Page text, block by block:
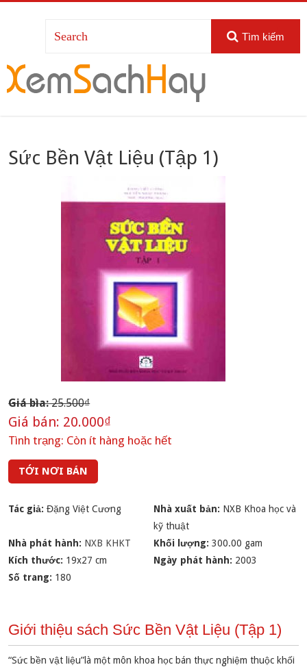
Tìm kiếm
Sức Bền Vật Liệu (Tập 1)
Giá bìa:25.500₫
Giá bán: 20.000₫
Tình trạng: Còn ít hàng hoặc hết
TỚI NƠI BÁN
Tác giả:Đặng Việt Cương Nhà xuất bản: NXB Khoa học và
kỹ thuật
Nhà phát hành: NXB KHKT Khối lượng: 300.00 gam
Kích thước: 19x27 cm Ngày phát hành: 2003
Số trang: 180
Giới thiệu sách Sức Bền Vật Liệu (Tập 1)
“Sức bền vật liệu”là một môn khoa học bán thực nghiệm thuộc khối